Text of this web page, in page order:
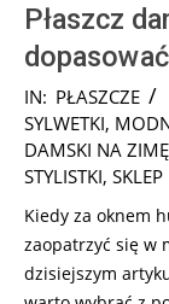
Płaszcz
2025-
12-
10
IN: PŁASZCZE
SYLWETKI,
DAMSKI NA ZIMĘ
STYLISTKI,
Kiedy za oknem
zaopatrzyć się w
dzisiejszym